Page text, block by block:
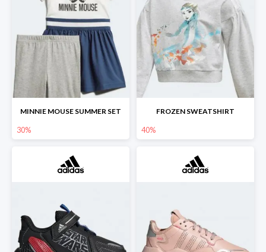
MINNIE MOUSE SUMMER SET
30%
FROZEN SWEATSHIRT
40%